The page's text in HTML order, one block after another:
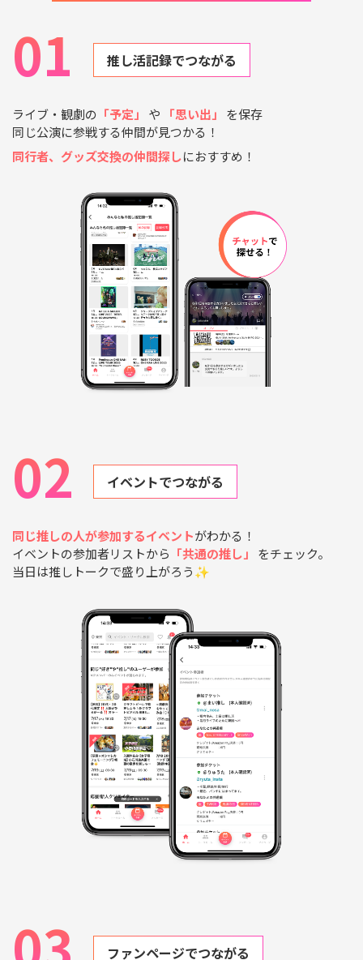
01 推し活記録でつながる
ライブ・観劇の 「予定」 や 「思い出」
を保存
同じ公演に参戦する仲間が見つかる！
同行者、グッズ交換の仲間探しにおすすめ！
02 イベントでつながる
同じ推しの人が参加するイベントがわかる！
イベントの参加者リストから 「共通の推し」
をチェック。
当日は推しトークで盛り上がろう✨
ファンページでつながる